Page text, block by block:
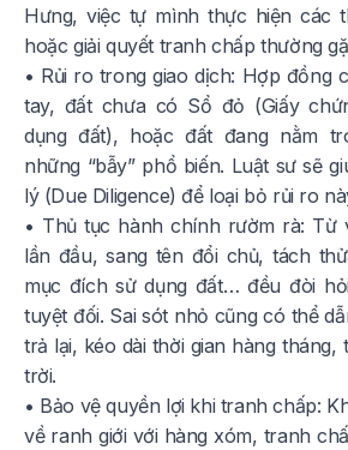
Hưng, việc tự mình thực hiện các
hoặc giải quyết tranh chấp thường
• Rủi ro trong giao dịch: Hợp đồng
tay, đất chưa có Sổ đỏ (Giấy
dụng đất), hoặc đất đang nằm
những “bẫy” phổ biến. Luật sư sẽ
lý (Due Diligence) để loại bỏ rủi ro
• Thủ tục hành chính rườm rà: Từ
lần đầu, sang tên đổi chủ, tách
mục đích sử dụng đất… đều đòi
tuyệt đối. Sai sót nhỏ cũng có thể
trả lại, kéo dài thời gian hàng tháng,
trời.
• Bảo vệ quyền lợi khi tranh chấp:
về ranh giới với hàng xóm, tranh